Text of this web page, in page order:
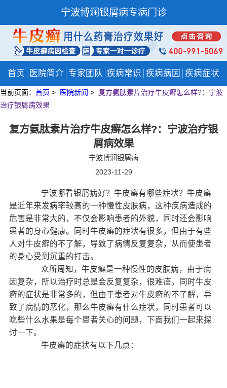
宁波博润银屑病专病门诊
首页 医院简介 专家团队 疾病常识 疾病病因 疾病症状
当前页面： 首页 > 医院新闻 > 复方氨肽素片治疗牛皮癣怎么样?：宁波
治疗银屑病效果
复方氨肽素片治疗牛皮癣怎么样?：宁波治疗银
屑病效果
宁波博润银屑病
2023-11-29
宁波哪看银屑病好？牛皮癣有哪些症状？牛皮癣
是近年来发病率较高的一种慢性皮肤病，这种疾病造成的
危害是非常大的，不仅会影响患者的外貌，同时还会影响
患者的身心健康。同时牛皮癣的症状有很多，但由于有些
人对牛皮癣的不了解，导致了病情反复复杂，从而使患者
的身心受到沉重的打击。
众所周知，牛皮癣是一种慢性的皮肤病，由于病
因复杂，所以治疗时总是会反复复杂，很难痊。同时牛皮
癣的症状是非常多的，但由于患者对牛皮癣的不了解，导
致了病情的恶化，那么牛皮癣有什么症状，同时患者可以
吃些什么水果是每个患者关心的问题，下面我们一起来探
讨一下。
牛皮癣的症状有以下几点：